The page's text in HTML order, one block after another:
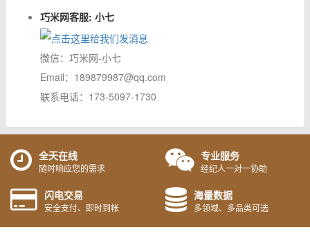
巧米网客服: 小七
微信：巧米网-小七
Email：189879987@qq.com
联系电话：173-5097-1730
全天在线
随时响应您的需求
专业服务
经纪人一对一协助
闪电交易
安全支付、即时到帐
海量数据
多领域、多品类可选